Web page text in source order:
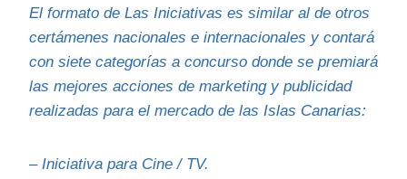
El formato de Las Iniciativas es similar al de otros
certámenes nacionales e internacionales y contará
con siete categorías a concurso donde se premiará
las mejores acciones de marketing y publicidad
realizadas para el mercado de las Islas Canarias:
– Iniciativa para Cine / TV.